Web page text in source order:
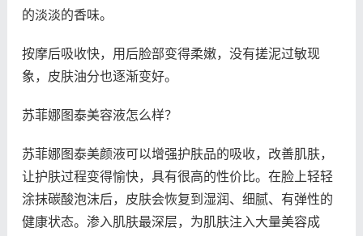
的淡淡的香味。
按摩后吸收快，用后脸部变得柔嫩，没有搓泥过敏现
象，皮肤油分也逐渐变好。
苏菲娜图泰美容液怎么样？
苏菲娜图泰美颜液可以增强护肤品的吸收，改善肌肤，
让护肤过程变得愉快，具有很高的性价比。在脸上轻轻
涂抹碳酸泡沫后，皮肤会恢复到湿润、细腻、有弹性的
健康状态。渗入肌肤最深层，为肌肤注入大量美容成